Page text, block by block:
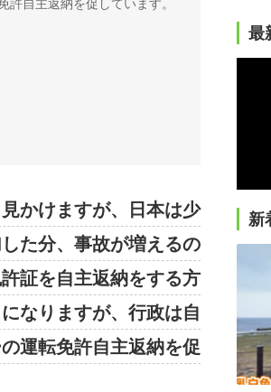
自主返納を促しています。
かけますが、日本は少
た分、事故が増えるの
証を自主返納をする方
なりますが、行政は自
運転免許自主返納を促
最
新